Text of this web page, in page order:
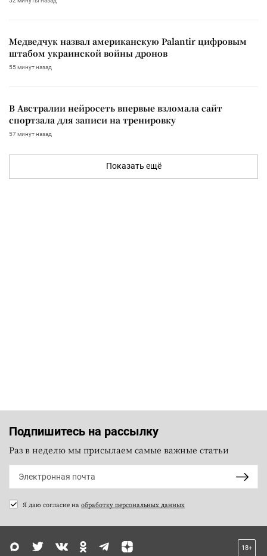
Медведчук назвал американскую Palantir цифровым
штабом украинской войны дронов
55 минут назад
В Австралии нейросеть впервые взломала сайт
спортзала для записи на тренировку
57 минут назад
Показать ещё
Подпишитесь на рассылку
Раз в неделю мы присылаем самые важные статьи
Я даю согласие на обработку персональных данных
18+